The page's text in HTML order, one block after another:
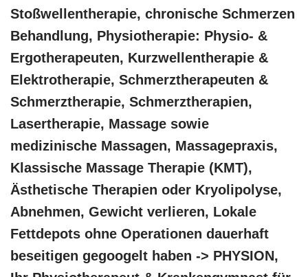
Stoßwellentherapie, chronische Schmerzen
Behandlung, Physiotherapie: Physio- &
Ergotherapeuten, Kurzwellentherapie &
Elektrotherapie, Schmerztherapeuten &
Schmerztherapie, Schmerztherapien,
Lasertherapie, Massage sowie
medizinische Massagen, Massagepraxis,
Klassische Massage Therapie (KMT),
Ästhetische Therapien oder Kryolipolyse,
Abnehmen, Gewicht verlieren, Lokale
Fettdepots ohne Operationen dauerhaft
beseitigen gegoogelt haben -> PHYSION,